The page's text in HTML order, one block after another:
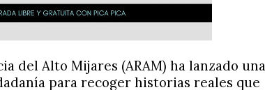
del Alto Mijares (ARAM) ha lanzado una
para recoger historias reales que